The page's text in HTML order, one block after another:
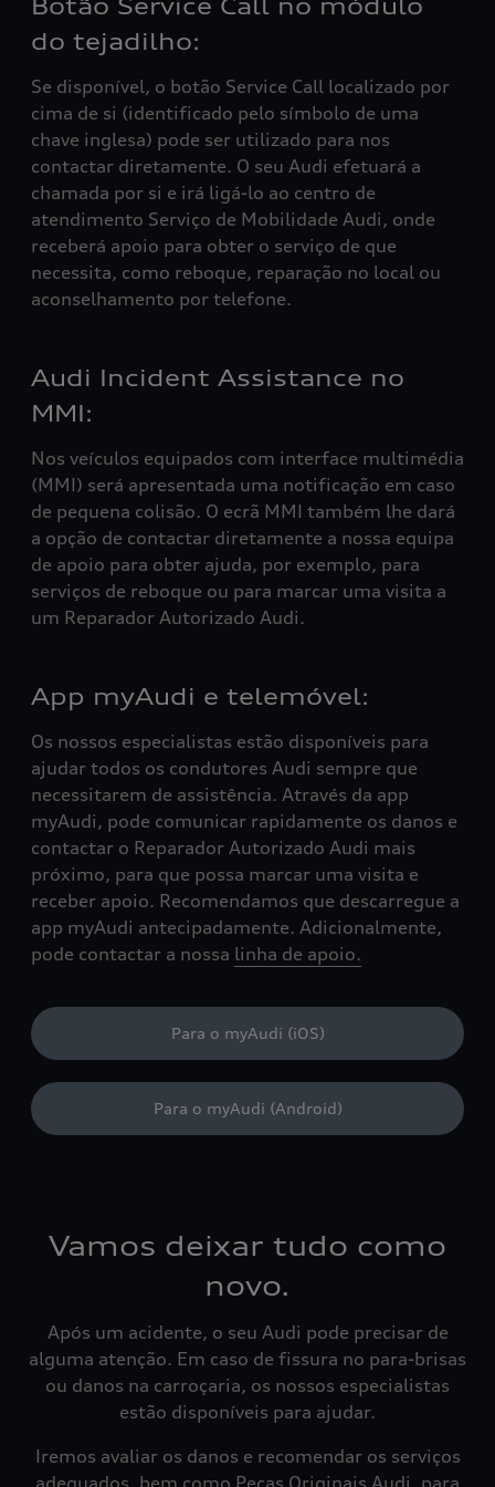
Botão Service Call no módulo
do tejadilho:
Se disponível, o botão Service Call localizado por
cima de si (identificado pelo símbolo de uma
chave inglesa) pode ser utilizado para nos
contactar diretamente. O seu Audi efetuará a
chamada por si e irá ligá-lo ao centro de
atendimento Serviço de Mobilidade Audi, onde
receberá apoio para obter o serviço de que
necessita, como reboque, reparação no local ou
aconselhamento por telefone.
Audi Incident Assistance no
MMI:
Nos veículos equipados com interface multimédia
(MMI) será apresentada uma notificação em caso
de pequena colisão. O ecrã MMI também lhe dará
a opção de contactar diretamente a nossa equipa
de apoio para obter ajuda, por exemplo, para
serviços de reboque ou para marcar uma visita a
um Reparador Autorizado Audi.
App myAudi e telemóvel:
Os nossos especialistas estão disponíveis para
ajudar todos os condutores Audi sempre que
necessitarem de assistência. Através da app
myAudi, pode comunicar rapidamente os danos e
contactar o Reparador Autorizado Audi mais
próximo, para que possa marcar uma visita e
receber apoio. Recomendamos que descarregue a
app myAudi antecipadamente. Adicionalmente,
pode contactar a nossa linha de apoio.
Para o myAudi (iOS)
Para o myAudi (Android)
Vamos deixar tudo como
novo.
Após um acidente, o seu Audi pode precisar de
alguma atenção. Em caso de fissura no para-brisas
ou danos na carroçaria, os nossos especialistas
estão disponíveis para ajudar.
Iremos avaliar os danos e recomendar os serviços
adequados, bem como Peças Originais Audi, para